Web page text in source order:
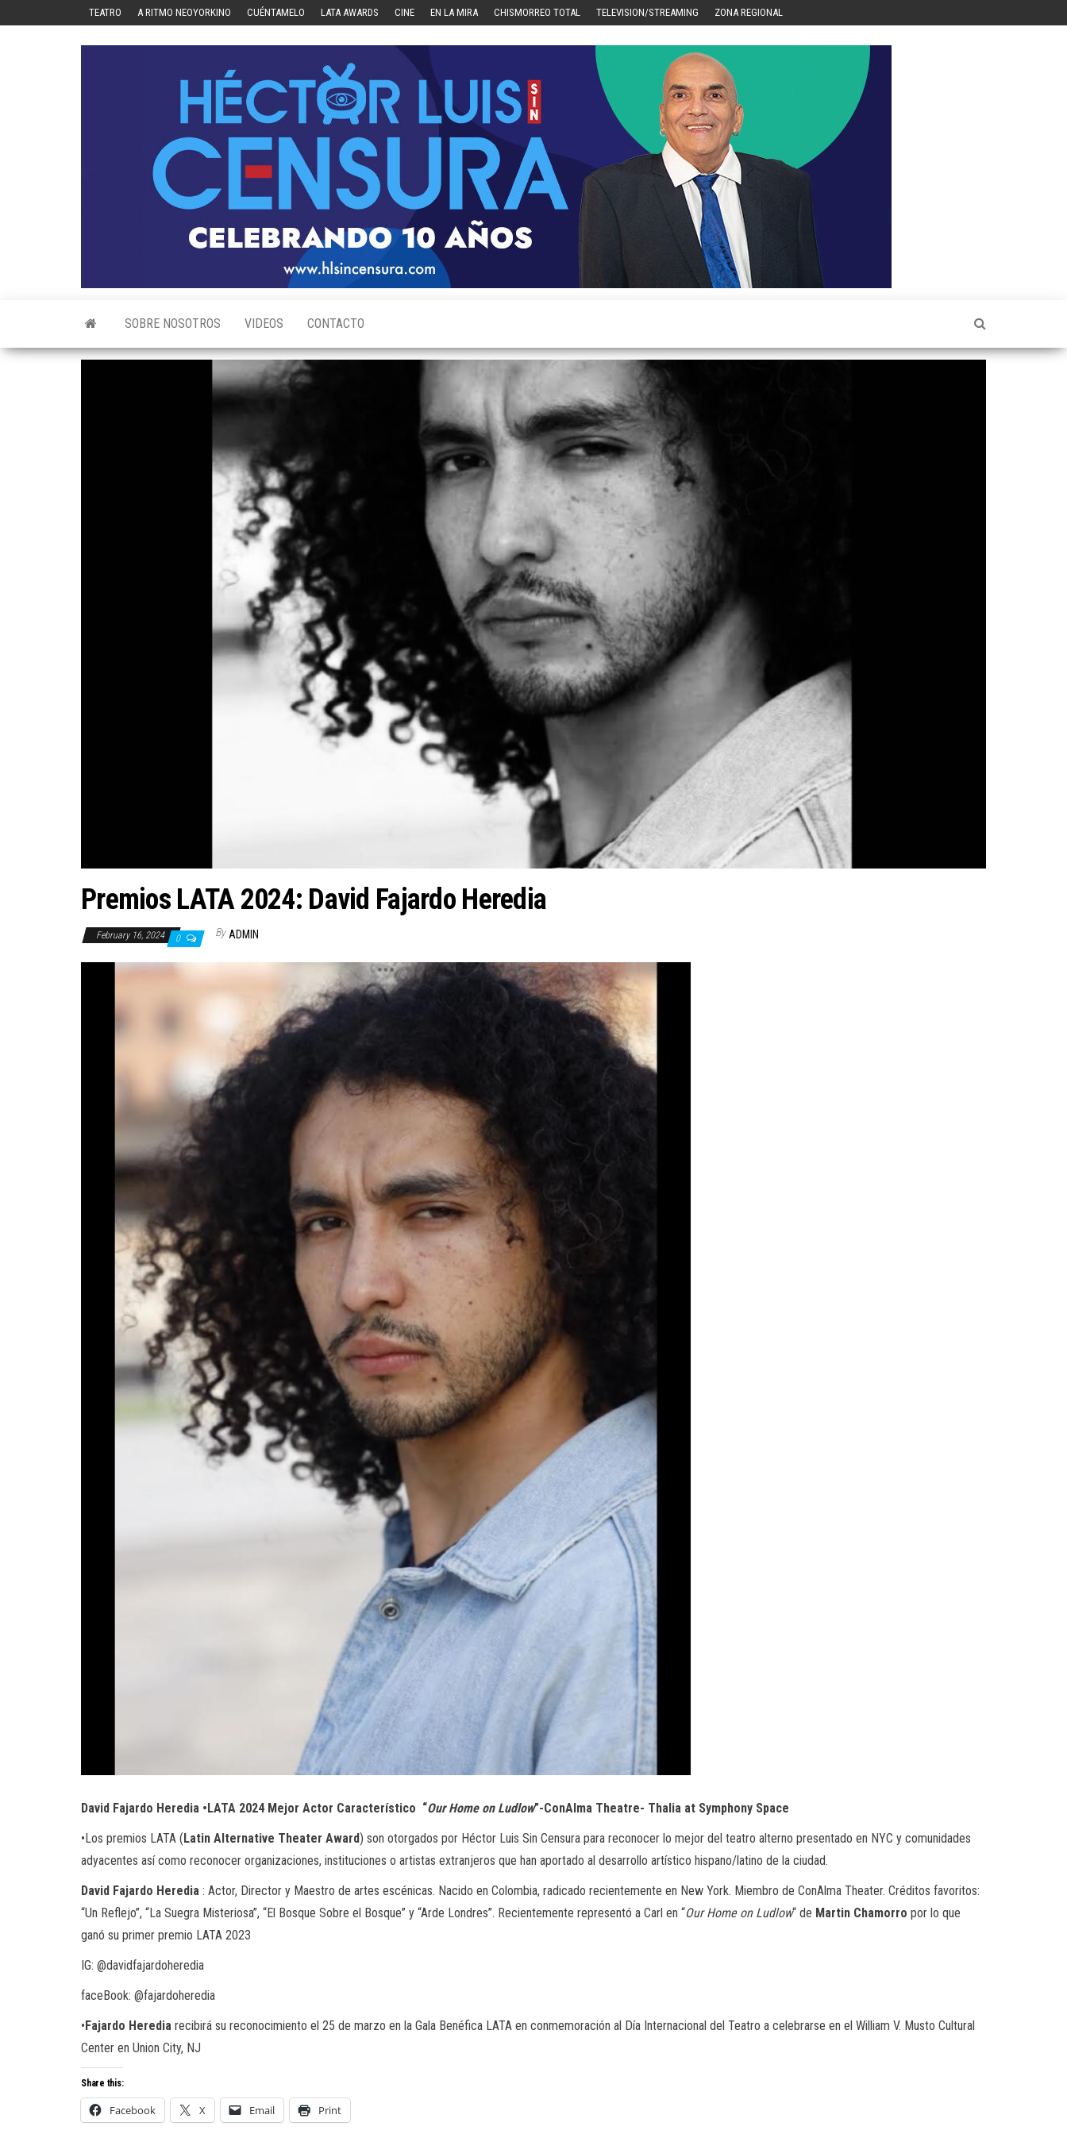
TEATRO A RITMO NEOYORKINO CUÉNTAMELO LATA AWARDS CINE EN LA MIRA CHISMORREO TOTAL TELEVISION/STREAMING ZONA REGIONAL
SOBRE NOSOTROS VIDEOS CONTACTO
Premios LATA 2024: David Fajardo Heredia
February 16, 2024 0 By ADMIN
David Fajardo Heredia •LATA 2024 Mejor Actor Característico “Our Home on Ludlow”-ConAlma Theatre- Thalia at Symphony Space
•Los premios LATA (Latin Alternative Theater Award) son otorgados por Héctor Luis Sin Censura para reconocer lo mejor del teatro alterno presentado en NYC y comunidades
adyacentes así como reconocer organizaciones, instituciones o artistas extranjeros que han aportado al desarrollo artístico hispano/latino de la ciudad.
David Fajardo Heredia : Actor, Director y Maestro de artes escénicas. Nacido en Colombia, radicado recientemente en New York. Miembro de ConAlma Theater. Créditos favoritos:
“Un Reflejo”, “La Suegra Misteriosa”, “El Bosque Sobre el Bosque” y “Arde Londres”. Recientemente representó a Carl en “Our Home on Ludlow“ de Martin Chamorro por lo que
ganó su primer premio LATA 2023
IG: @davidfajardoheredia
faceBook: @fajardoheredia
•Fajardo Heredia recibirá su reconocimiento el 25 de marzo en la Gala Benéfica LATA en conmemoración al Día Internacional del Teatro a celebrarse en el William V. Musto Cultural
Center en Union City, NJ
Share this:
Facebook X Email Print